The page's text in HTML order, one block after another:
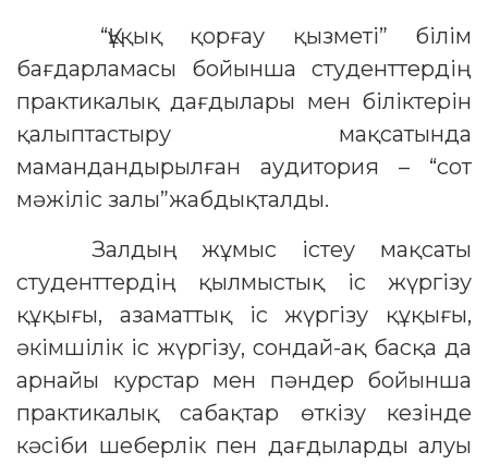
“Құқық қорғау қызметі” білім
бағдарламасы бойынша студенттердің
практикалық дағдылары мен біліктерін
қалыптастыру мақсатында
мамандандырылған аудитория – “сот
мәжіліс залы”жабдықталды.
Залдың жұмыс істеу мақсаты
студенттердің қылмыстық іс жүргізу
құқығы, азаматтық іс жүргізу құқығы,
әкімшілік іс жүргізу, сондай-ақ басқа да
арнайы курстар мен пәндер бойынша
практикалық сабақтар өткізу кезінде
кәсіби шеберлік пен дағдыларды алуы